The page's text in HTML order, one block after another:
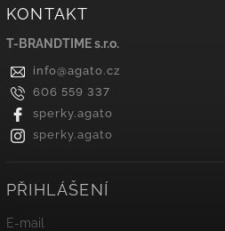
KONTAKT
T-BRANDTIME s.r.o.
info@agato.cz
606 559 337
sperky.agato
sperky.agato
PŘIHLÁŠENÍ
E-mail